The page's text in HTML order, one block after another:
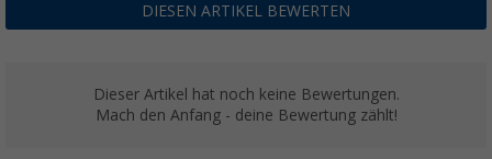
DIESEN ARTIKEL BEWERTEN
Dieser Artikel hat noch keine Bewertungen.
Mach den Anfang - deine Bewertung zählt!